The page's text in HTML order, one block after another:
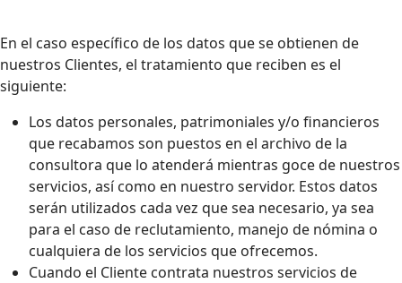
En el caso específico de los datos que se obtienen de
nuestros Clientes, el tratamiento que reciben es el
siguiente:
Los datos personales, patrimoniales y/o financieros
que recabamos son puestos en el archivo de la
consultora que lo atenderá mientras goce de nuestros
servicios, así como en nuestro servidor. Estos datos
serán utilizados cada vez que sea necesario, ya sea
para el caso de reclutamiento, manejo de nómina o
cualquiera de los servicios que ofrecemos.
Cuando el Cliente contrata nuestros servicios de